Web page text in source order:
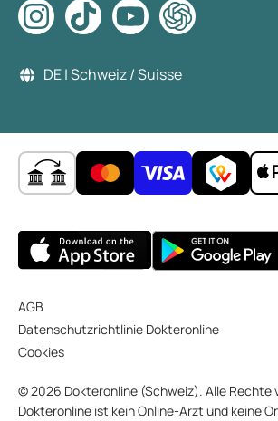
DE | Schweiz / Suisse
AGB
Datenschutzrichtlinie Dokteronline
Cookies
© 2026 Dokteronline (Schweiz). Alle Rechte
Dokteronline ist kein Online-Arzt und keine